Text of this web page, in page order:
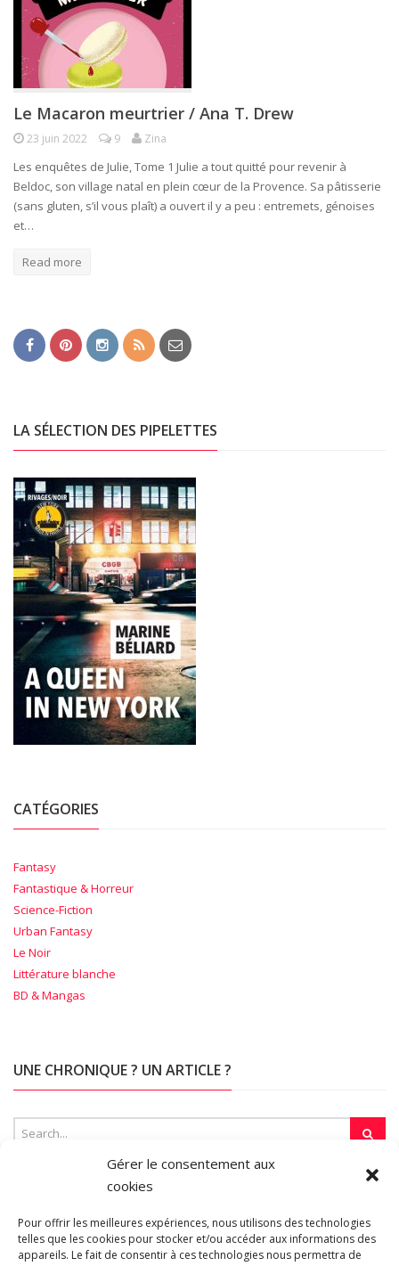
Gérer le consentement aux
cookies
Pour offrir les meilleures expériences, nous utilisons des technologies
telles que les cookies pour stocker et/ou accéder aux informations des
appareils. Le fait de consentir à ces technologies nous permettra de
Le Macaron meurtrier / Ana T. Drew
23 juin 2022 9 Zina
Les enquêtes de Julie, Tome 1 Julie a tout quitté pour revenir à
Beldoc, son village natal en plein cœur de la Provence. Sa pâtisserie
(sans gluten, s’il vous plaît) a ouvert il y a peu : entremets, génoises
et…
Read more
LA SÉLECTION DES PIPELETTES
CATÉGORIES
Fantasy
Fantastique & Horreur
Science-Fiction
Urban Fantasy
Le Noir
Littérature blanche
BD & Mangas
UNE CHRONIQUE ? UN ARTICLE ?
SUR LA TOILE…